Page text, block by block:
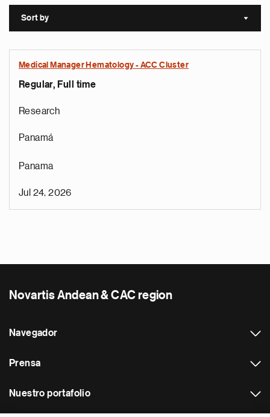
Sort by Sort
Medical Manager Hematology - ACC Cluster
Regular, Full time
Research
Panamá
Panama
Jul 24, 2026
Novartis Andean & CAC region
Navegador
Prensa
Nuestro portafolio